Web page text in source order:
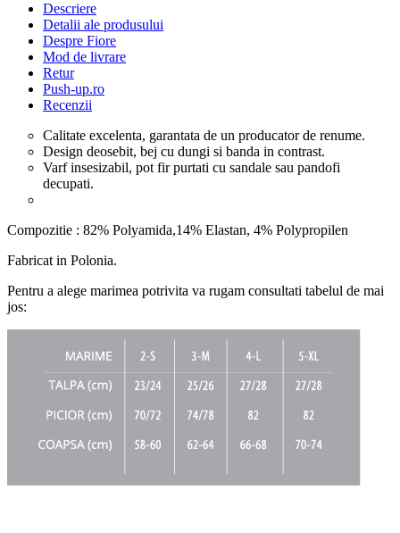
Descriere
Detalii ale produsului
Despre Fiore
Mod de livrare
Retur
Push-up.ro
Recenzii
Calitate excelenta, garantata de un producator de renume.
Design deosebit, bej cu dungi si banda in contrast.
Varf insesizabil, pot fir purtati cu sandale sau pandofi
decupati.
Compozitie : 82% Polyamida,14% Elastan, 4% Polypropilen
Fabricat in Polonia.
Pentru a alege marimea potrivita va rugam consultati tabelul de mai
jos: